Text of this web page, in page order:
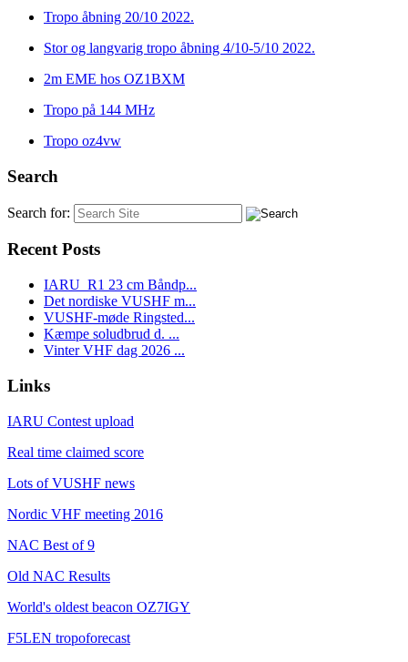
Tropo åbning 20/10 2022.
Stor og langvarig tropo åbning 4/10-5/10 2022.
2m EME hos OZ1BXM
Tropo på 144 MHz
Tropo oz4vw
Search
Search for:
Recent Posts
IARU_R1 23 cm Båndp...
Det nordiske VUSHF m...
VUSHF-møde Ringsted...
Kæmpe soludbrud d. ...
Vinter VHF dag 2026 ...
Links
IARU Contest upload
Real time claimed score
Lots of VUSHF news
Nordic VHF meeting 2016
NAC Best of 9
Old NAC Results
World's oldest beacon OZ7IGY
F5LEN tropoforecast